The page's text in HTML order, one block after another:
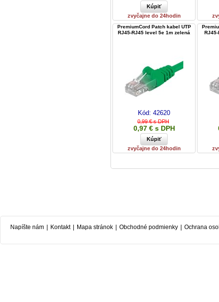
zvyčajne do 24hodin
PremiumCord Patch kabel UTP
RJ45-RJ45 level 5e 1m zelená
Kód: 42620
0,99 € s DPH
0,97 € s DPH
zvyčajne do 24hodin
Napíšte nám Kontakt Mapa stránok Obchodné podmienky Ochrana